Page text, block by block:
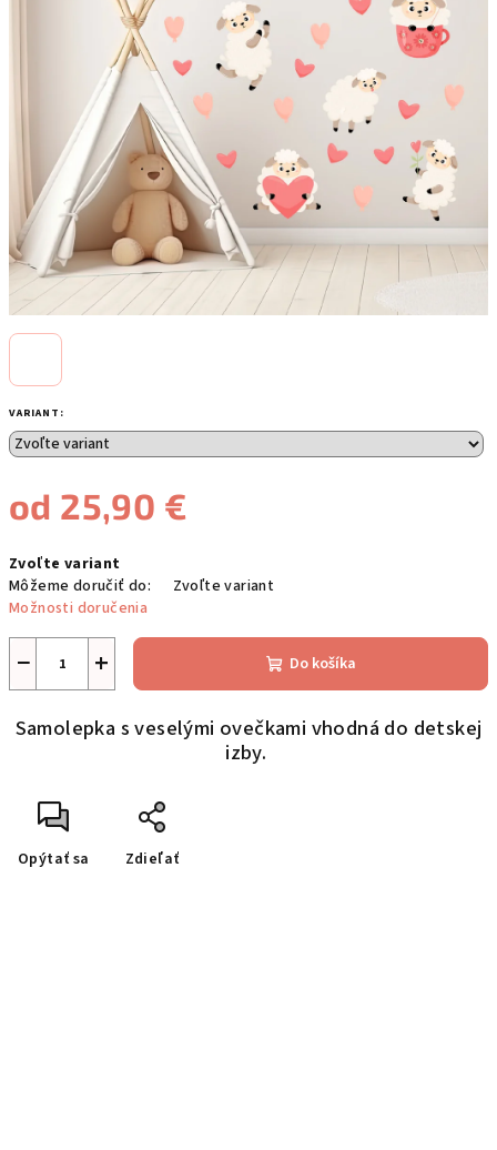
VARIANT:
od 25,90 €
cena:
Zvoľte variant
Môžeme doručiť do:
Zvoľte variant
Možnosti doručenia
+
− Do košíka
Samolepka s veselými ovečkami vhodná do detskej
izby.
Opýtať sa Zdieľať